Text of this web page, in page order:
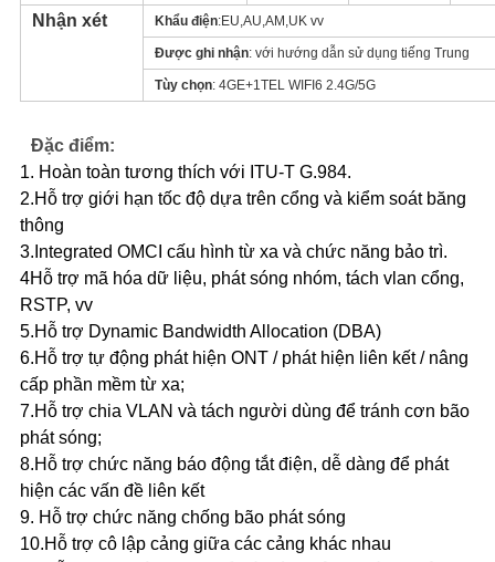
Nhận xét Khẩu điện:EU,AU,AM,UK vv
Được ghi nhận: với hướng dẫn sử dụng tiếng Trung
Tùy chọn: 4GE+1TEL WIFI6 2.4G/5G
Đặc điểm:
1. Hoàn toàn tương thích với ITU-T G.984.
2.Hỗ trợ giới hạn tốc độ dựa trên cổng và kiểm soát băng
thông
3.Integrated OMCI cấu hình từ xa và chức năng bảo trì.
4Hỗ trợ mã hóa dữ liệu, phát sóng nhóm, tách vlan cổng,
RSTP, vv
5.Hỗ trợ Dynamic Bandwidth Allocation (DBA)
6.Hỗ trợ tự động phát hiện ONT / phát hiện liên kết / nâng
cấp phần mềm từ xa;
7.Hỗ trợ chia VLAN và tách người dùng để tránh cơn bão
phát sóng;
8.Hỗ trợ chức năng báo động tắt điện, dễ dàng để phát
hiện các vấn đề liên kết
9. Hỗ trợ chức năng chống bão phát sóng
10.Hỗ trợ cô lập cảng giữa các cảng khác nhau